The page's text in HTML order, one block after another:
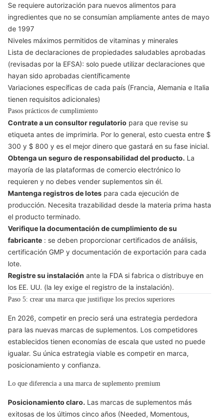
Se requiere autorización para nuevos alimentos para
ingredientes que no se consumían ampliamente antes de mayo
de 1997
Niveles máximos permitidos de vitaminas y minerales
Lista de declaraciones de propiedades saludables aprobadas
(revisadas por la EFSA): solo puede utilizar declaraciones que
hayan sido aprobadas científicamente
Variaciones específicas de cada país (Francia, Alemania e Italia
tienen requisitos adicionales)
Pasos prácticos de cumplimiento
Contrate a un consultor regulatorio para que revise su
etiqueta antes de imprimirla. Por lo general, esto cuesta entre $
300 y $ 800 y es el mejor dinero que gastará en su fase inicial.
Obtenga un seguro de responsabilidad del producto. La
mayoría de las plataformas de comercio electrónico lo
requieren y no debes vender suplementos sin él.
Mantenga registros de lotes para cada ejecución de
producción. Necesita trazabilidad desde la materia prima hasta
el producto terminado.
Verifique la documentación de cumplimiento de su
fabricante : se deben proporcionar certificados de análisis,
certificación GMP y documentación de exportación para cada
lote.
Registre su instalación ante la FDA si fabrica o distribuye en
los EE. UU. (la ley exige el registro de la instalación).
Paso 5: crear una marca que justifique los precios superiores
En 2026, competir en precio será una estrategia perdedora
para las nuevas marcas de suplementos. Los competidores
establecidos tienen economías de escala que usted no puede
igualar. Su única estrategia viable es competir en marca,
posicionamiento y confianza.
Lo que diferencia a una marca de suplemento premium
Posicionamiento claro. Las marcas de suplementos más
exitosas de los últimos cinco años (Needed, Momentous,